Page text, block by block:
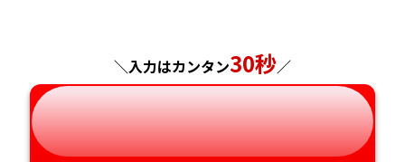
神奈川県
長野県
岐阜県
兵庫県
奈良県
広島県
山口県
長崎県
熊本県
＼入力はカンタン30秒／